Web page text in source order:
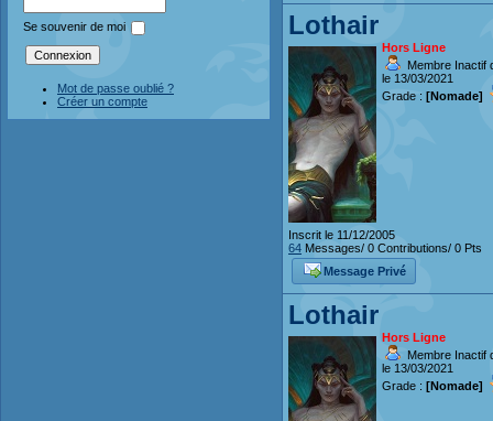
Se souvenir de moi
Mot de passe oublié ?
Créer un compte
Lothair
Hors Ligne
Membre Inactif
le 13/03/2021
Grade : [Nomade]
Inscrit le 11/12/2005
64 Messages/ 0 Contributions/ 0 Pts
Message Privé
Lothair
Hors Ligne
Membre Inactif
le 13/03/2021
Grade : [Nomade]